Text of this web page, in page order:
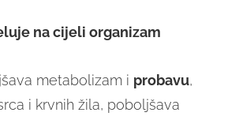
na cijeli organizam
metabolizam i probavu,
i krvnih žila, poboljšava